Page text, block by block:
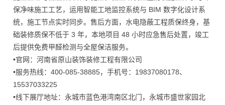
保净味施工工艺，运用智能工地监控系统与 BIM 数字化设计系
统，施工节点实时同步。售后方面，水电隐蔽工程质保终身，基
础装修质保不低于 3 年，本地项目 48 小时应急售后处置，竣工
后提供免费甲醛检测与全屋保洁服务。
•官网：河南省原山装饰装修工程有限公司
•服务热线：400-085-38885，手机号：19837080178、
15537033225
•线下展厅地址：永城市蓝色港湾南区北门，永城市盛世家园北